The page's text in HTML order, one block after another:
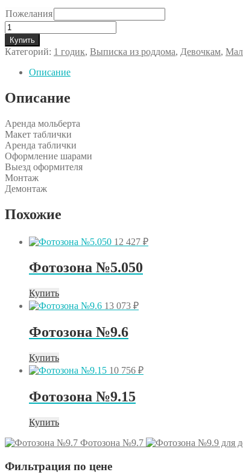
Пожелания
Количество
товара
Фотозона
№9.8
Купить
Категорий: 1 годик, Выписка из роддома, Девочкам,
Описание
Описание
Аренда мольберта
Макет таблички
Аренда таблички
Оформление шарами
Выезд оформителя
Монтаж
Демонтаж
Похожие
12 427 ₽
Фотозона №5.050
Купить
13 073 ₽
Фотозона №9.6
Купить
10 756 ₽
Фотозона №9.15
Купить
Фотозона №9.7
Фильтрация по цене